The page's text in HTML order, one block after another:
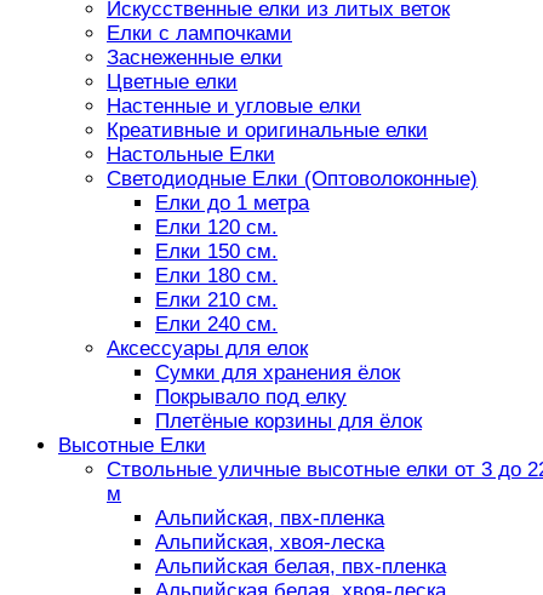
Искусственные елки из литых веток
Елки с лампочками
Заснеженные елки
Цветные елки
Настенные и угловые елки
Креативные и оригинальные елки
Настольные Елки
Светодиодные Елки (Оптоволоконные)
Елки до 1 метра
Елки 120 см.
Елки 150 см.
Елки 180 см.
Елки 210 см.
Елки 240 см.
Аксессуары для елок
Сумки для хранения ёлок
Покрывало под елку
Плетёные корзины для ёлок
Высотные Елки
Ствольные уличные высотные елки от 3 до
м
Альпийская, пвх-пленка
Альпийская, хвоя-леска
Альпийская белая, пвх-пленка